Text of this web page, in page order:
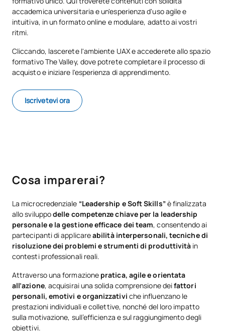
accademica universitaria e un'esperienza d'uso agile e
intuitiva, in un formato online e modulare, adatto ai vostri
ritmi.
Cliccando, lascerete l'ambiente UAX e accederete allo spazio
formativo The Valley, dove potrete completare il processo di
acquisto e iniziare l'esperienza di apprendimento.
Iscrivetevi ora
Cosa imparerai?
La microcredenziale “Leadership e Soft Skills”è finalizzata
allo sviluppodelle competenze chiave per la leadership
personale e la gestione efficace dei team, consentendo ai
partecipanti di applicareabilità interpersonali, tecniche di
risoluzione dei problemi e strumenti di produttività in
contesti professionali reali.
Attraverso una formazione pratica, agile e orientata
all’azione, acquisirai una solida comprensione deifattori
personali, emotivi e organizzativi che influenzano le
prestazioni individuali e collettive, nonché del loro impatto
sulla motivazione, sull’efficienza e sul raggiungimento degli
obiettivi.